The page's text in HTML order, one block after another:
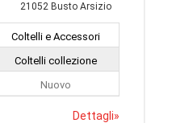
21052 Busto Arsizio
Coltelli e Accessori
Coltelli collezione
Nuovo
Dettagli»